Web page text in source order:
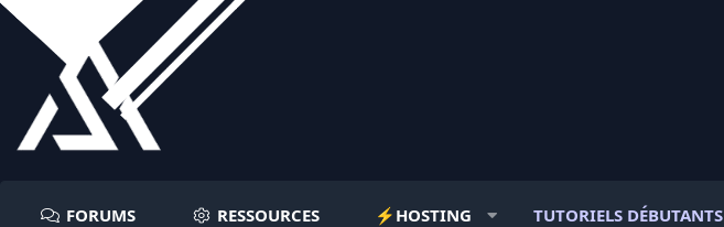
FORUMS RESSOURCES ⚡️HOSTING TUTORIELS DÉBUTANTS